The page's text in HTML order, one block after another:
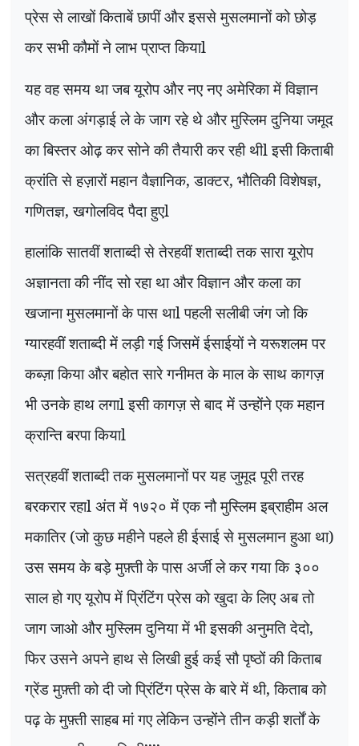
प्रेस से लाखों किताबें छापीं और इससे मुसलमानों को छोड़
कर सभी कौमों ने लाभ प्राप्त कियाl
यह वह समय था जब यूरोप और नए नए अमेरिका में विज्ञान
और कला अंगड़ाई ले के जाग रहे थे और मुस्लिम दुनिया जमूद
का बिस्तर ओढ़ कर सोने की तैयारी कर रही थीl इसी किताबी
क्रांति से हज़ारों महान वैज्ञानिक, डाक्टर, भौतिकी विशेषज्ञ,
गणितज्ञ, खगोलविद पैदा हुएl
हालांकि सातवीं शताब्दी से तेरहवीं शताब्दी तक सारा यूरोप
अज्ञानता की नींद सो रहा था और विज्ञान और कला का
खजाना मुसलमानों के पास थाl पहली सलीबी जंग जो कि
ग्यारहवीं शताब्दी में लड़ी गई जिसमें ईसाईयों ने यरूशलम पर
कब्ज़ा किया और बहोत सारे गनीमत के माल के साथ कागज़
भी उनके हाथ लगाl इसी कागज़ से बाद में उन्होंने एक महान
क्रान्ति बरपा कियाl
सत्रहवीं शताब्दी तक मुसलमानों पर यह जुमूद पूरी तरह
बरकरार रहाl अंत में १७२० में एक नौ मुस्लिम इब्राहीम अल
मकातिर (जो कुछ महीने पहले ही ईसाई से मुसलमान हुआ था)
उस समय के बड़े मुफ़्ती के पास अर्जी ले कर गया कि ३००
साल हो गए यूरोप में प्रिंटिंग प्रेस को खुदा के लिए अब तो
जाग जाओ और मुस्लिम दुनिया में भी इसकी अनुमति देदो,
फिर उसने अपने हाथ से लिखी हुई कई सौ पृष्ठों की किताब
ग्रेंड मुफ़्ती को दी जो प्रिंटिंग प्रेस के बारे में थी, किताब को
पढ़ के मुफ़्ती साहब मां गए लेकिन उन्होंने तीन कड़ी शर्तों के